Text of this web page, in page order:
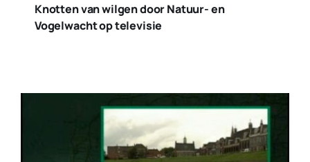
Knotten van wilgen door Natuur- en
Vogelwacht op televisie